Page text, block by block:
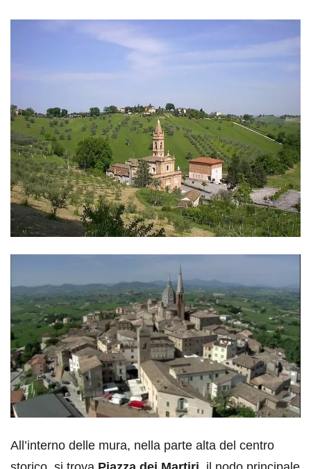
All’interno delle mura, nella parte alta del centro